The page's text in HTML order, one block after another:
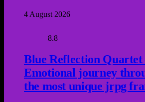
4 August 2026
8.8
Blue Reflection Quartet
Emotional journey
the most unique jrpg